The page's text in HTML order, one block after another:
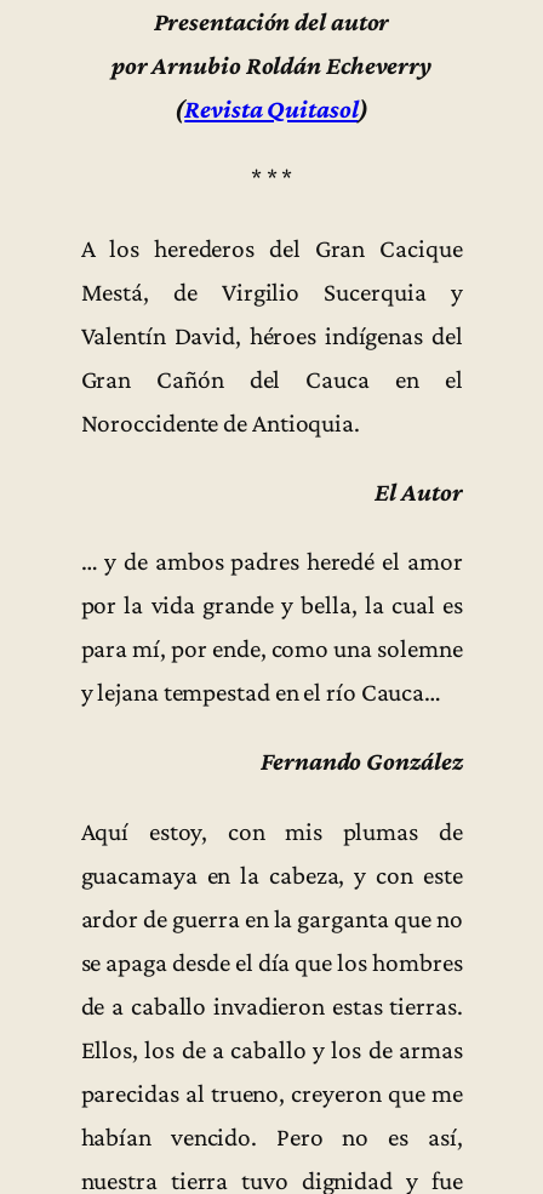
Presentación del autor
por Arnubio Roldán Echeverry
(Revista Quitasol)
* * *
A los herederos del Gran Cacique
Mestá, de Virgilio Sucerquia y
Valentín David, héroes indígenas del
Gran Cañón del Cauca en el
Noroccidente de Antioquia.
El Autor
… y de ambos padres heredé el amor
por la vida grande y bella, la cual es
para mí, por ende, como una solemne
y lejana tempestad en el río Cauca…
Fernando González
Aquí estoy, con mis plumas de
guacamaya en la cabeza, y con este
ardor de guerra en la garganta que no
se apaga desde el día que los hombres
de a caballo invadieron estas tierras.
Ellos, los de a caballo y los de armas
parecidas al trueno, creyeron que me
habían vencido. Pero no es así,
nuestra tierra tuvo dignidad y fue